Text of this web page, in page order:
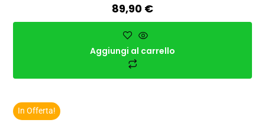
89,90 €
Aggiungi al carrello
In Offerta!